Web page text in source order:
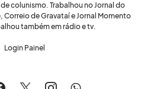
colunismo. Trabalhou no Jornal do
Correio de Gravataí e Jornal Momento
também em rádio e tv.
Login Painel